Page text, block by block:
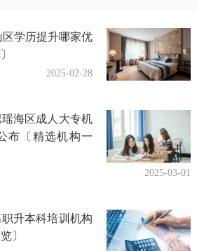
学历提升哪家优
2025-02-28
瑶海区成人大专机
布〔精选机构一
2025-03-01
升本科培训机构
〕